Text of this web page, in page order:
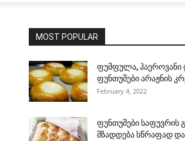
MOST POPULAR
ფუმფულა, ჰაეროვანი
ფუნთუშები არაჟნის
February 4, 2022
ფუნთუშები საფუვრის
მზადდება სწრაფად და